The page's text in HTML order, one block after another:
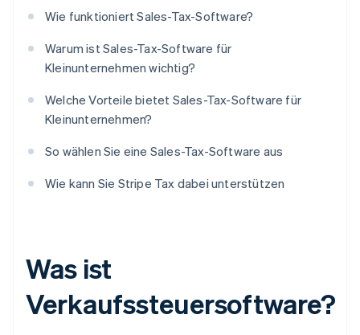
Wie funktioniert Sales-Tax-Software?
Warum ist Sales-Tax-Software für
Kleinunternehmen wichtig?
Welche Vorteile bietet Sales-Tax-Software für
Kleinunternehmen?
So wählen Sie eine Sales-Tax-Software aus
Wie kann Sie Stripe Tax dabei unterstützen
Was ist
Verkaufssteuersoftware?